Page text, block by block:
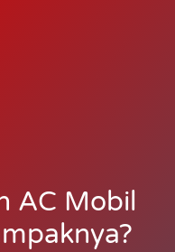
AC Mobil